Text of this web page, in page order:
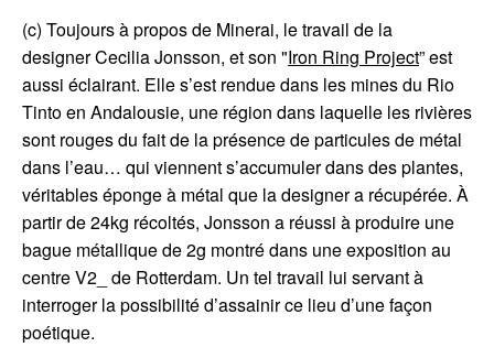
(c) Toujours à propos de Minerai, le travail de la
designer Cecilia Jonsson, et son "Iron Ring Project” est
aussi éclairant. Elle s’est rendue dans les mines du Rio
Tinto en Andalousie, une région dans laquelle les rivières
sont rouges du fait de la présence de particules de métal
dans l’eau… qui viennent s’accumuler dans des plantes,
véritables éponge à métal que la designer a récupérée. À
partir de 24kg récoltés, Jonsson a réussi à produire une
bague métallique de 2g montré dans une exposition au
centre V2_ de Rotterdam. Un tel travail lui servant à
interroger la possibilité d’assainir ce lieu d’une façon
poétique.